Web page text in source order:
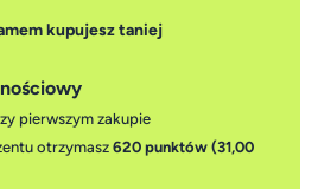
kupujesz taniej
pierwszym zakupie
otrzymasz 620 punktów (31,00